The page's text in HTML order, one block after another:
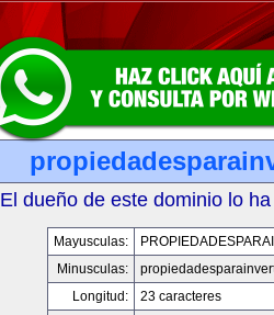
El dueño de este dominio lo
Mayusculas:
Minusculas:
Longitud:
23 caracteres